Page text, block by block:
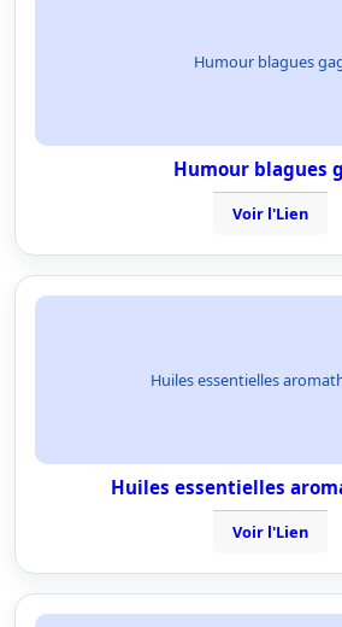
Humour blagues
Humour blagues
Voir l'Lien
Huiles essentielles
Huiles essentielles
Voir l'Lien